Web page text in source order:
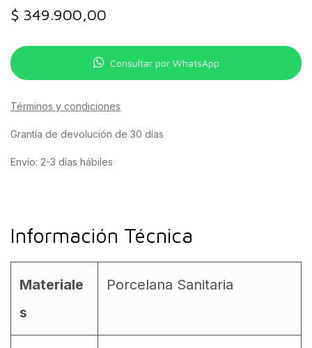
$ 349.900,00
Consultar por WhatsApp
Términos y condiciones
Grantía de devolución de 30 días
Envío: 2-3 días hábiles
Información Técnica
Materiale
s
Porcelana Sanitaria